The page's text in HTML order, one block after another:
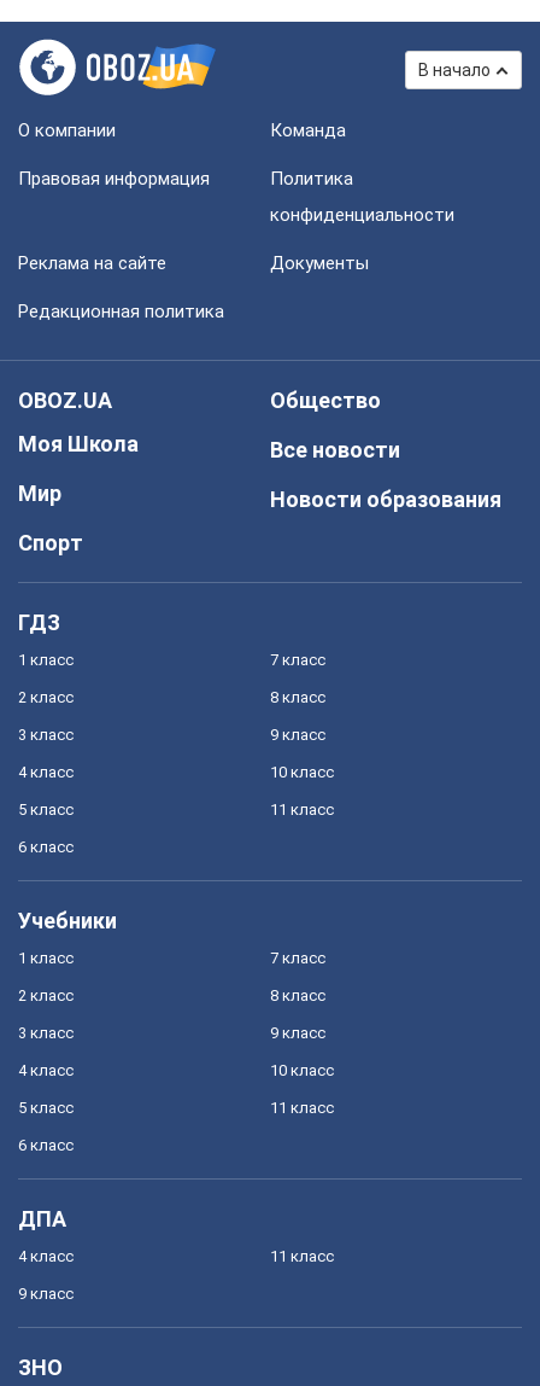
В начало
О компании Команда
Правовая информация
Политика
конфиденциальности
Реклама на сайте Документы
Редакционная политика
OBOZ.UA
Моя Школа
Мир
Спорт
Общество
Все новости
Новости образования
ГДЗ
1 класс
2 класс
3 класс
4 класс
5 класс
6 класс
7 класс
8 класс
9 класс
10 класс
11 класс
Учебники
1 класс
2 класс
3 класс
4 класс
5 класс
6 класс
7 класс
8 класс
9 класс
10 класс
11 класс
ДПА
4 класс
9 класс
11 класс
ЗНО